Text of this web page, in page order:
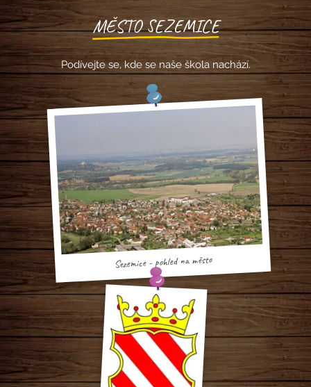
MĚSTO SEZEMICE
Podívejte se, kde se naše škola nachází.
Sezemice - pohled na město